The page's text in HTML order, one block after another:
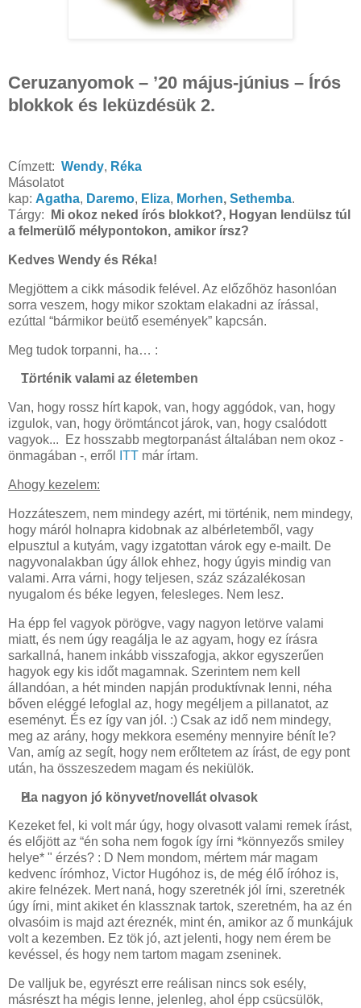
Ceruzanyomok – ’20 május-június – Írós
blokkok és leküzdésük 2.
Címzett: Wendy, Réka
Másolatot
kap: Agatha, Daremo, Eliza, Morhen, Sethemba.
Tárgy:
Mi okoz neked írós blokkot?, Hogyan lendülsz túl
a felmerülő mélypontokon, amikor írsz?
Kedves Wendy és Réka!
Megjöttem a cikk második felével. Az előzőhöz hasonlóan
sorra veszem, hogy mikor szoktam elakadni az írással,
ezúttal “bármikor beütő események” kapcsán.
Meg tudok torpanni, ha… :
Történik valami az életemben
Van, hogy rossz hírt kapok, van, hogy aggódok, van, hogy
izgulok, van, hogy örömtáncot járok, van, hogy csalódott
vagyok... Ez hosszabb megtorpanást általában nem okoz -
önmagában -, erről
ITT már írtam.
Ahogy kezelem:
Hozzáteszem, nem mindegy azért, mi történik, nem mindegy,
hogy máról holnapra kidobnak az albérletemből, vagy
elpusztul a kutyám, vagy izgatottan várok egy e-mailt. De
nagyvonalakban úgy állok ehhez, hogy úgyis mindig van
valami. Arra várni, hogy teljesen, száz százalékosan
nyugalom és béke legyen, felesleges. Nem lesz.
Ha épp fel vagyok pörögve, vagy nagyon letörve valami
miatt, és nem úgy reagálja le az agyam, hogy ez írásra
sarkallná, hanem inkább visszafogja, akkor egyszerűen
hagyok egy kis időt magamnak. Szerintem nem kell
állandóan, a hét minden napján produktívnak lenni, néha
bőven eléggé lefoglal az, hogy megéljem a pillanatot, az
eseményt. És ez így van jól. :) Csak az idő nem mindegy,
meg az arány, hogy mekkora esemény mennyire bénít le?
Van, amíg az segít, hogy nem erőltetem az írást, de egy pont
után, ha összeszedem magam és nekiülök.
Ha nagyon jó könyvet/novellát olvasok
Kezeket fel, ki volt már úgy, hogy olvasott valami remek írást,
és előjött az “én soha nem fogok így írni *könnyezős smiley
helye* " érzés? : D Nem mondom, mértem már magam
kedvenc írómhoz, Victor Hugóhoz is, de még élő íróhoz is,
akire felnézek. Mert naná, hogy szeretnék jól írni, szeretnék
úgy írni, mint akiket én klassznak tartok, szeretném, ha az én
olvasóim is majd azt éreznék, mint én, amikor az ő munkájuk
volt a kezemben. Ez tök jó, azt jelenti, hogy nem érem be
kevéssel, és hogy nem tartom magam zseninek.
De valljuk be, egyrészt erre reálisan nincs sok esély,
másrészt ha mégis lenne, jelenleg, ahol épp csücsülök,